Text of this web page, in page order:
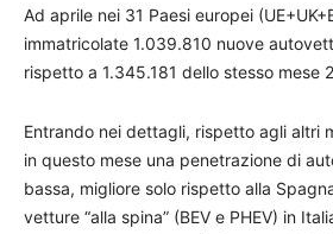
Ad aprile nei 31 Paesi europei
immatricolate 1.039.810 nuove
rispetto a 1.345.181 dello stesso mese
Entrando nei dettagli, rispetto agli altri
in questo mese una penetrazione di
bassa, migliore solo rispetto alla
vetture “alla spina” (BEV e PHEV) in